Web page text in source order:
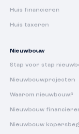
Huis financieren
Huis taxeren
Nieuwbouw
Stap voor stap
Nieuwbouwprojecten
Waarom nieuwbouw?
Nieuwbouw
Nieuwbouw